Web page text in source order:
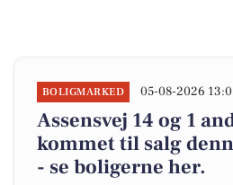
BOLIGMARKED 05-08-2026
Assensvej 14 og 1
kommet til salg
- se boligerne her.